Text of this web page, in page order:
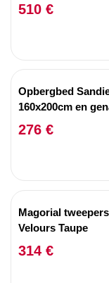
510 €
Opbergbed
160x200cm en
276 €
Magorial
Velours Taupe
314 €